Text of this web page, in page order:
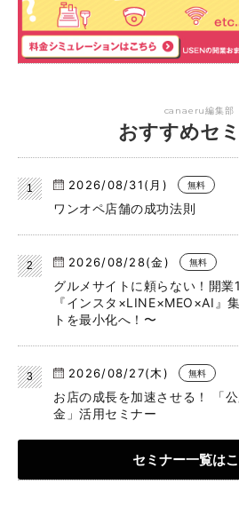
canaeru編集部
おすすめセ
2026/08/31(月) 無料
ワンオペ店舗の成功法則
2026/08/28(金) 無料
グルメサイトに頼らない！開
『インスタ×LINE×MEO×AI』
トを最小化へ！〜
2026/08/27(木) 無料
お店の成長を加速させる！ 「
金」活用セミナー
セミナー一覧は